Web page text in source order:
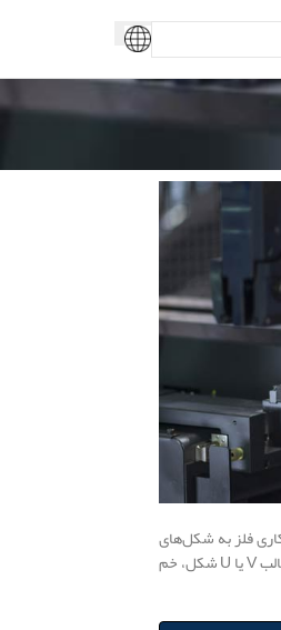
فلز به شکل‌های
نیروی قدرتمندی را به ورق فلزی وارد می‌کند و آن را با استفاده از قالب V یا U شکل، خم